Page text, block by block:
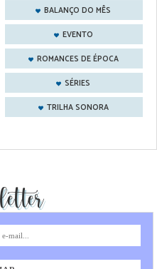
BALANÇO DO MÊS
EVENTO
ROMANCES DE ÉPOCA
SÉRIES
TRILHA SONORA